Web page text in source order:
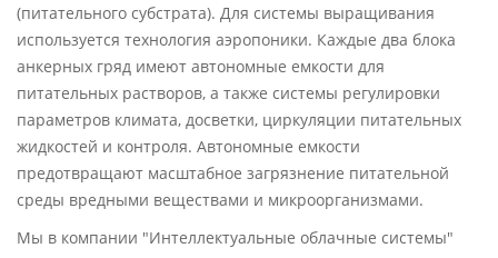
(питательного субстрата). Для системы выращивания
используется технология аэропоники. Каждые два блока
анкерных гряд имеют автономные емкости для
питательных растворов, а также системы регулировки
параметров климата, досветки, циркуляции питательных
жидкостей и контроля. Автономные емкости
предотвращают масштабное загрязнение питательной
среды вредными веществами и микроорганизмами.
Мы в компании "Интеллектуальные облачные системы"